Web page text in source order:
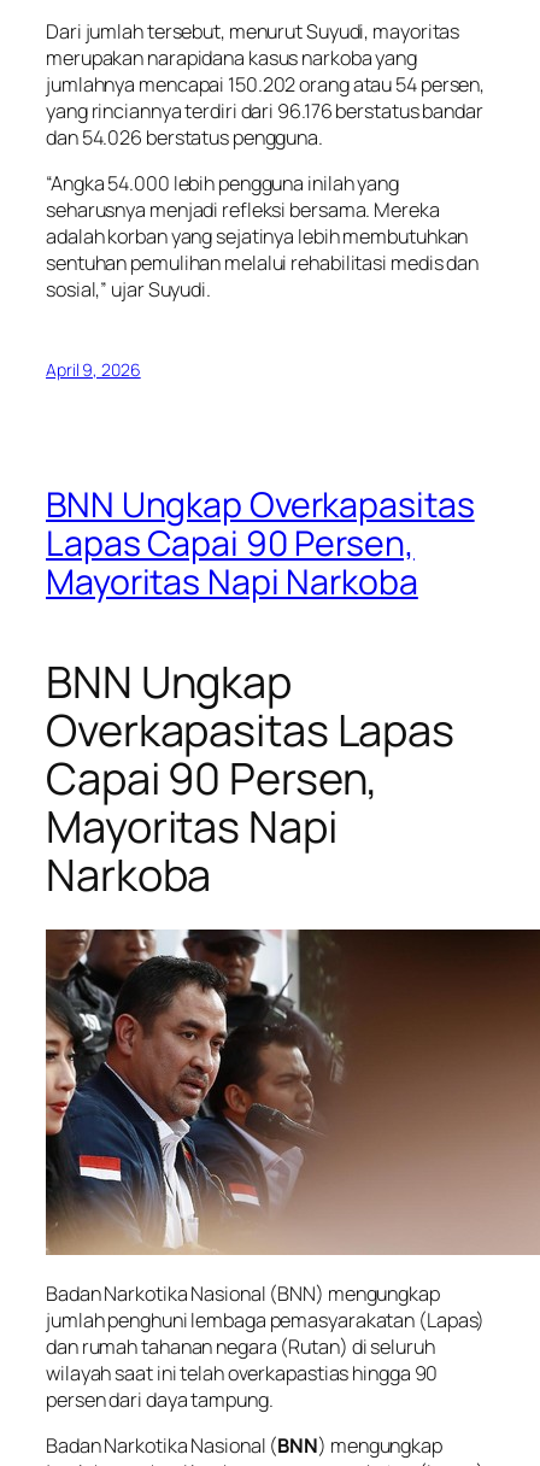
Dari jumlah tersebut, menurut Suyudi, mayoritas
merupakan narapidana kasus narkoba yang
jumlahnya mencapai 150.202 orang atau 54 persen,
yang rinciannya terdiri dari 96.176 berstatus bandar
dan 54.026 berstatus pengguna.
“Angka 54.000 lebih pengguna inilah yang
seharusnya menjadi refleksi bersama. Mereka
adalah korban yang sejatinya lebih membutuhkan
sentuhan pemulihan melalui rehabilitasi medis dan
sosial,” ujar Suyudi.
April 9, 2026
BNN Ungkap Overkapasitas
Lapas Capai 90 Persen,
Mayoritas Napi Narkoba
BNN Ungkap
Overkapasitas Lapas
Capai 90 Persen,
Mayoritas Napi
Narkoba
Badan Narkotika Nasional (BNN) mengungkap
jumlah penghuni lembaga pemasyarakatan (Lapas)
dan rumah tahanan negara (Rutan) di seluruh
wilayah saat ini telah overkapastias hingga 90
persen dari daya tampung.
Badan Narkotika Nasional (BNN) mengungkap